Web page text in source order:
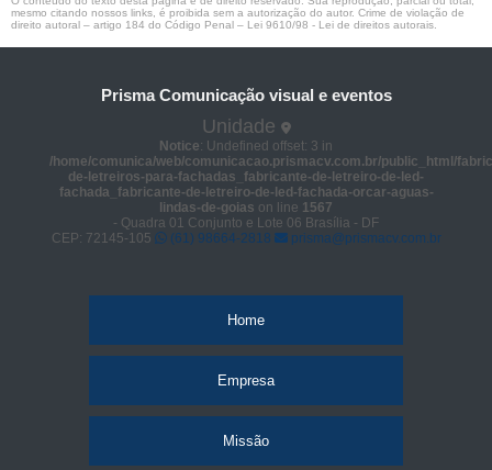
mesmo citando nossos links, é proibida sem a autorização do autor. Crime de violação de
direito autoral – artigo 184 do Código Penal – Lei 9610/98 - Lei de direitos autorais
Prisma Comunicação visual e eventos
Unidade
Notice: Undefined offset: 3 in
/home/comunica/web/comunicacao.prismacv.com.br/public_html/
de-letreiros-para-fachadas_fabricante-de-letreiro-de-led-
fachada_fabricante-de-letreiro-de-led-fachada-orcar-aguas-
lindas-de-goias on line 1567
- Quadra 01 Conjunto e Lote 06 Brasília - DF
CEP: 72145-105
(61) 98664-2818 prisma@prismacv.com.br
Home
Empresa
Missão